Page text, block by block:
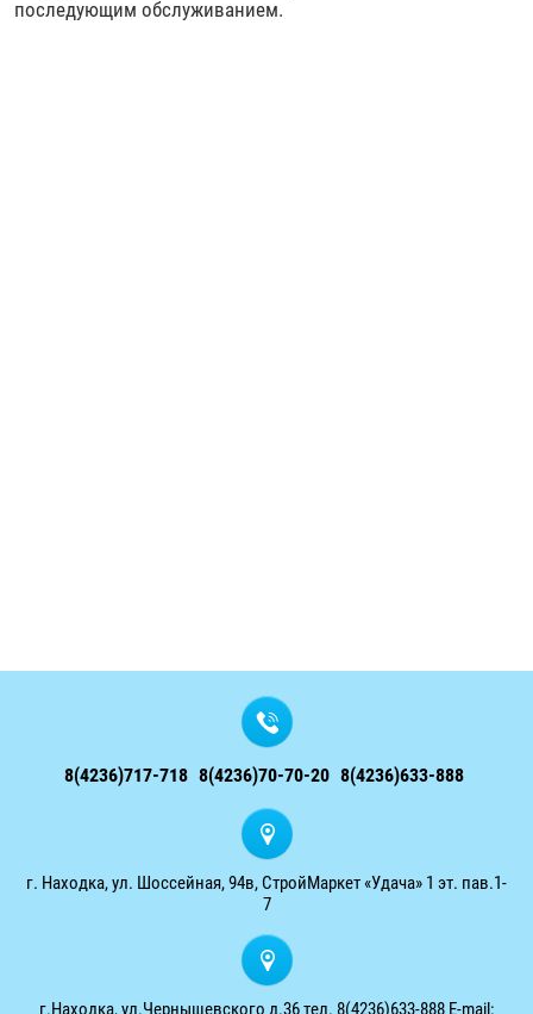
последующим обслуживанием.
8(4236)717-718 8(4236)70-70-20 8(4236)633-888
г. Находка, ул. Шоссейная, 94в, СтройМаркет «Удача» 1 эт. пав.1-
7
г.Находка, ул.Чернышевского д.36 тел. 8(4236)633-888 E-mail: